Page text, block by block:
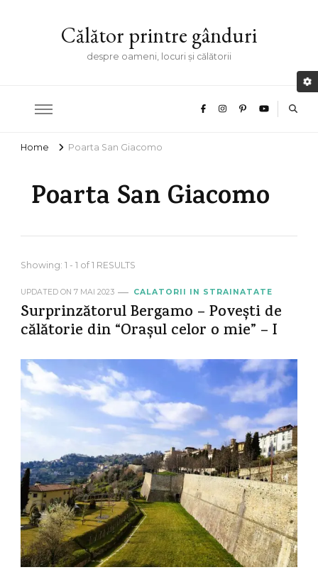
Călător printre gânduri
despre oameni, locuri și călătorii
Home Poarta San Giacomo
Poarta San Giacomo
Showing: 1 - 1 of 1 RESULTS
UPDATED ON 7 MAI 2023 CALATORII IN STRAINATATE
Surprinzătorul Bergamo – Povești de
călătorie din “Orașul celor o mie” – I